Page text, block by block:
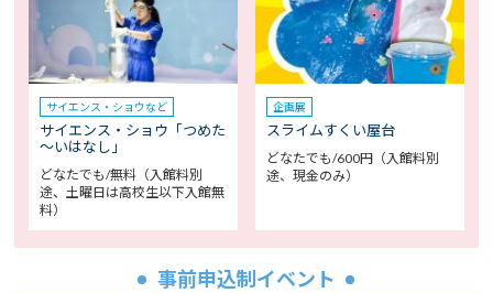
サイエンス・ショウなど
サイエンス・ショウ「つめた
～いはなし」
どなたでも/無料（入館料別
途、土曜日は高校生以下入館無
料）
企画展
スライムすくい屋台
どなたでも/600円（入館料別
途、現金のみ）
事前申込制イベント